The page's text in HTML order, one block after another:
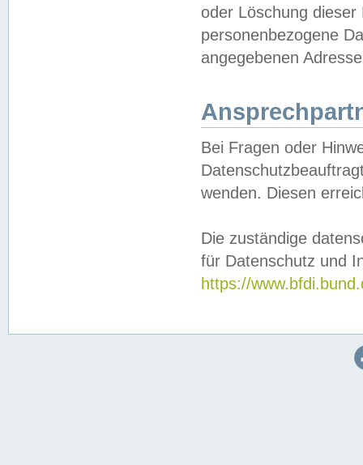
oder Löschung
personenbezogene
angegebenen
Bei Fragen oder
wenden. Diesen
Die zuständige
für Datenschutz und
https://